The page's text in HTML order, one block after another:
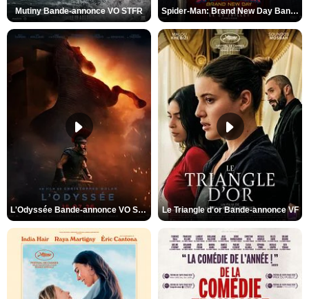
Mutiny Bande-annonce VO STFR Spider-Man: Brand New Day Bande-annonce VO STFR
L'Odyssée Bande-annonce VO STFR Le Triangle d'or Bande-annonce VF